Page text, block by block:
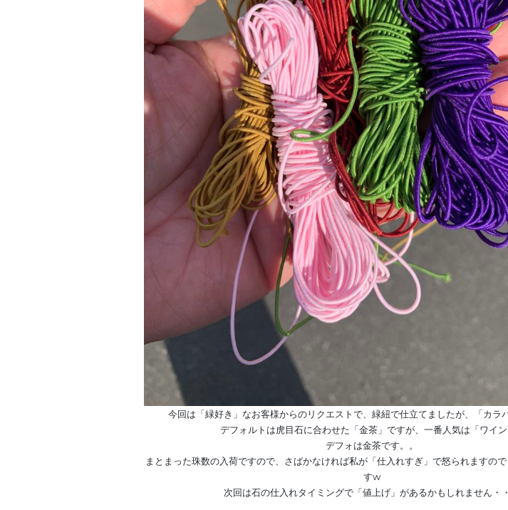
今回は「緑好き」なお客様からのリクエストで、緑紐で仕立てましたが、「カラ
デフォルトは虎目石に合わせた「金茶」ですが、一番人気は「ワイ
デフォは金茶です。。
まとまった珠数の入荷ですので、さばかなければ私が「仕入れすぎ」で怒られますの
すw
次回は石の仕入れタイミングで「値上げ」があるかもしれません・